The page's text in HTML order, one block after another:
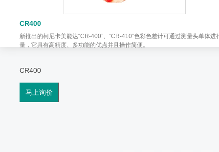
CR400
新推出的柯尼卡美能达“CR-400”、“CR-410”色彩色差计可通过测量头单体进
量，它具有高精度、多功能的优点并且操作简便。
CR400
马上询价